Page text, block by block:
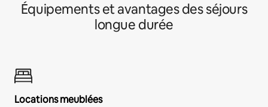
Équipements et avantages des séjours
longue durée
Locations meublées